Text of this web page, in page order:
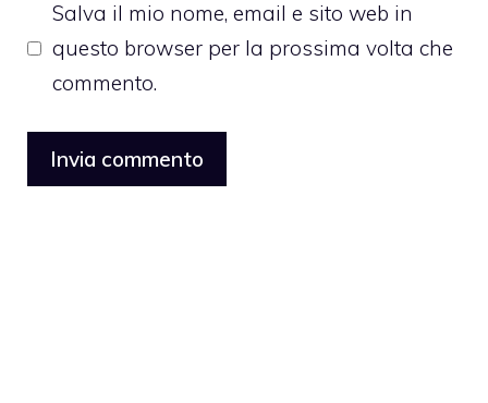
Salva il mio nome, email e sito web in
questo browser per la prossima volta che
commento.